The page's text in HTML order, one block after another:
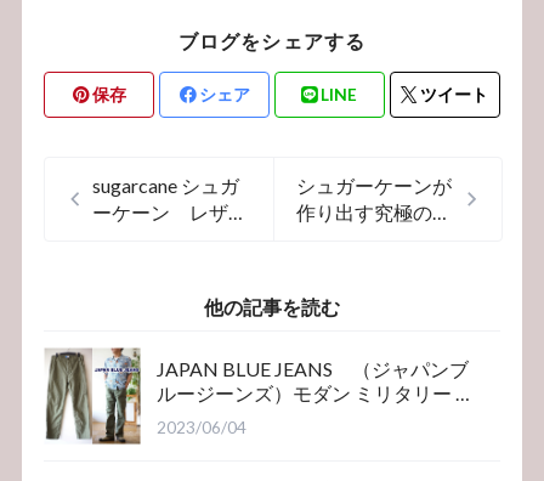
ブログをシェアする
保存 シェア LINE ツイート
sugarcane シュガ
ーケーン レザー
シュガーケーンが
作り出す究極の定
他の記事を読む
JAPAN BLUE JEANS （ジャパンブ
ルージーンズ）モダン ミリタリー ベ
イカーパンツ
2023/06/04